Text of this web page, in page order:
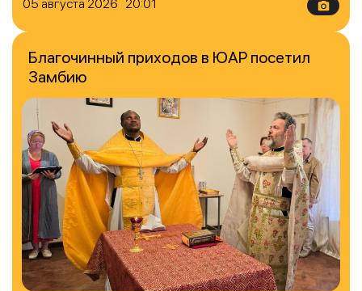
05 августа 2026 20:01
Благочинный приходов в ЮАР посетил
Замбию